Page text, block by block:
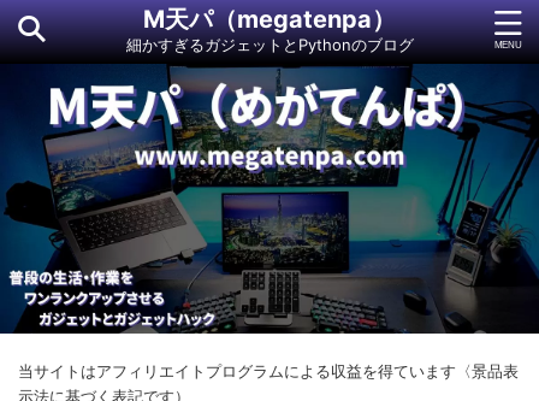
M天パ（megatenpa）
細かすぎるガジェットとPythonのブログ
当サイトはアフィリエイトプログラムによる収益を得ています〈景品表
示法に基づく表記です）